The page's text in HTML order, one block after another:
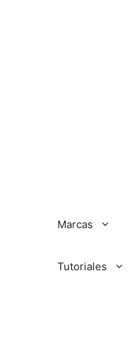
Marcas
Tutoriales